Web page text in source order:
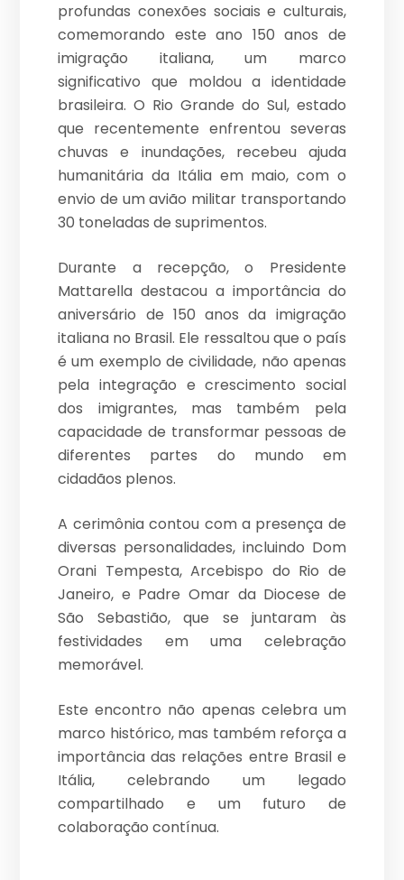
profundas conexões sociais e culturais,
comemorando este ano 150 anos de
imigração italiana, um marco
significativo que moldou a identidade
brasileira. O Rio Grande do Sul, estado
que recentemente enfrentou severas
chuvas e inundações, recebeu ajuda
humanitária da Itália em maio, com o
envio de um avião militar transportando
30 toneladas de suprimentos.
Durante a recepção, o Presidente
Mattarella destacou a importância do
aniversário de 150 anos da imigração
italiana no Brasil. Ele ressaltou que o país
é um exemplo de civilidade, não apenas
pela integração e crescimento social
dos imigrantes, mas também pela
capacidade de transformar pessoas de
diferentes partes do mundo em
cidadãos plenos.
A cerimônia contou com a presença de
diversas personalidades, incluindo Dom
Orani Tempesta, Arcebispo do Rio de
Janeiro, e Padre Omar da Diocese de
São Sebastião, que se juntaram às
festividades em uma celebração
memorável.
Este encontro não apenas celebra um
marco histórico, mas também reforça a
importância das relações entre Brasil e
Itália, celebrando um legado
compartilhado e um futuro de
colaboração contínua.